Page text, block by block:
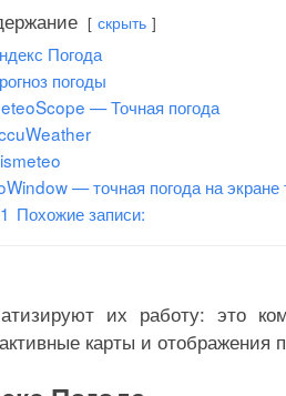
скрыть
Погода
погоды
— Точная погода
— точная погода на
Похожие записи:
их работу: это
карты и